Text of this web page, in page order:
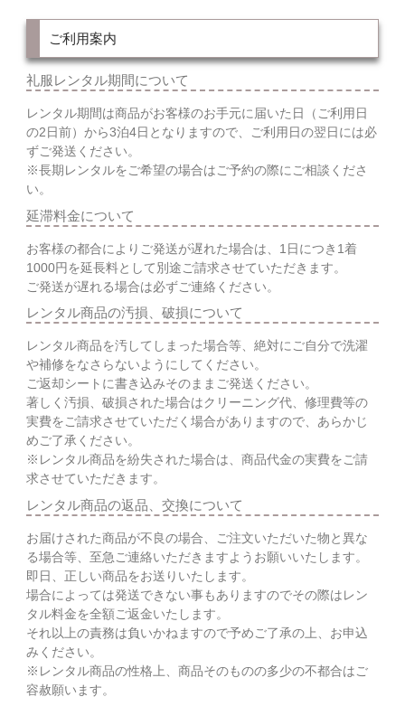
ご利用案内
礼服レンタル期間について
レンタル期間は商品がお客様のお手元に届いた日（ご利用日
の2日前）から3泊4日となりますので、ご利用日の翌日には必
ずご発送ください。
※長期レンタルをご希望の場合はご予約の際にご相談くださ
い。
延滞料金について
お客様の都合によりご発送が遅れた場合は、1日につき1着
1000円を延長料として別途ご請求させていただきます。
ご発送が遅れる場合は必ずご連絡ください。
レンタル商品の汚損、破損について
レンタル商品を汚してしまった場合等、絶対にご自分で洗濯
や補修をなさらないようにしてください。
ご返却シートに書き込みそのままご発送ください。
著しく汚損、破損された場合はクリーニング代、修理費等の
実費をご請求させていただく場合がありますので、あらかじ
めご了承ください。
※レンタル商品を紛失された場合は、商品代金の実費をご請
求させていただきます。
レンタル商品の返品、交換について
お届けされた商品が不良の場合、ご注文いただいた物と異な
る場合等、至急ご連絡いただきますようお願いいたします。
即日、正しい商品をお送りいたします。
場合によっては発送できない事もありますのでその際はレン
タル料金を全額ご返金いたします。
それ以上の責務は負いかねますので予めご了承の上、お申込
みください。
※レンタル商品の性格上、商品そのものの多少の不都合はご
容赦願います。